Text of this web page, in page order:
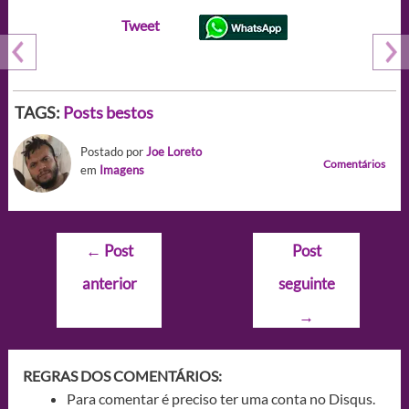
Tweet
TAGS: Posts bestos
Postado porJoe Loreto
em Imagens Comentários
Navegação
Post
← Post
anterior
Post
seguinte
→
REGRAS DOS COMENTÁRIOS:
Para comentar é preciso ter uma conta no Disqus.